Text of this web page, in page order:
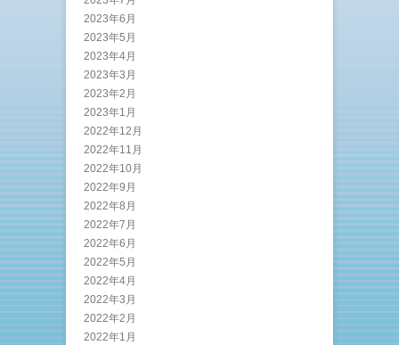
2023年6月
2023年5月
2023年4月
2023年3月
2023年2月
2023年1月
2022年12月
2022年11月
2022年10月
2022年9月
2022年8月
2022年7月
2022年6月
2022年5月
2022年4月
2022年3月
2022年2月
2022年1月